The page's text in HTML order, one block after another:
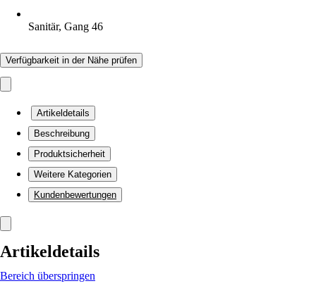
Sanitär, Gang 46
Verfügbarkeit in der Nähe prüfen
Artikeldetails
Beschreibung
Produktsicherheit
Weitere Kategorien
Kundenbewertungen
Artikeldetails
Bereich überspringen